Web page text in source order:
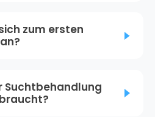
zum ersten
Suchtbehandlung